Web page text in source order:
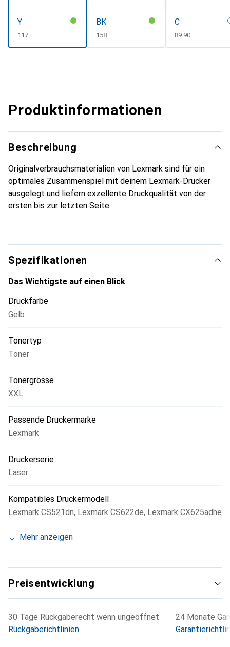
Y
CHF
117.–
BK
CHF
158.–
C
CHF
89.90
Produktinformationen
Beschreibung
Originalverbrauchsmaterialien von Lexmark sind für ein
optimales Zusammenspiel mit deinem Lexmark-Drucker
ausgelegt und liefern exzellente Druckqualität von der
ersten bis zur letzten Seite.
Spezifikationen
Das Wichtigste auf einen Blick
Druckfarbe
Gelb
Tonertyp
Toner
Tonergrösse
XXL
Passende Druckermarke
Lexmark
Druckerserie
Laser
Kompatibles Druckermodell
Lexmark CS521dn, Lexmark CS622de, Lexmark CX625adhe
Mehr anzeigen
Preisentwicklung
30 Tage Rückgaberecht wenn ungeöffnet
Rückgaberichtlinien
24 Monate